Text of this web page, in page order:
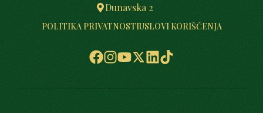
Dunavska 2
POLITIKA PRIVATNOSTIUSLOVI KORIŠĆENJA